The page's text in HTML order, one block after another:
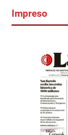
Impreso